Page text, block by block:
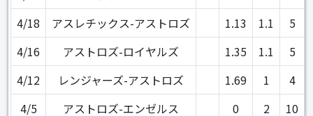
4/18
アスレチックス-アストロズ 1.13 1.1 5
4/16
アストロズ-ロイヤルズ 1.35 1.1 5
4/12
レンジャーズ-アストロズ 1.69 1 4
4/5
アストロズ-エンゼルス 0 2 10